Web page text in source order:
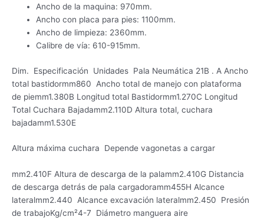
Ancho de la maquina: 970mm.
Ancho con placa para pies: 1100mm.
Ancho de limpieza: 2360mm.
Calibre de vía: 610-915mm.
Dim. Especificación Unidades Pala Neumática 21B . A Ancho
total bastidormm860 Ancho total de manejo con plataforma
de piemm1.380B Longitud total Bastidormm1.270C Longitud
Total Cuchara Bajadamm2.110D Altura total, cuchara
bajadamm1.530E
Altura máxima cuchara Depende vagonetas a cargar
mm2.410F Altura de descarga de la palamm2.410G Distancia
de descarga detrás de pala cargadoramm455H Alcance
lateralmm2.440 Alcance excavación lateralmm2.450 Presión
de trabajoKg/cm²4-7 Diámetro manguera aire